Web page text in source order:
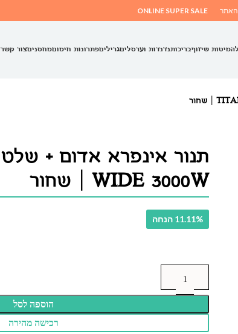
ONLINE SUPER SALE
מיטות שיזוףבריכותנדנדות וערסליםגריליםפתרונות חימוםמחסניםצור קשר
WIDE 3000W | שחור
11.11% הנחה
הוספה לסל
רכישה מהירה